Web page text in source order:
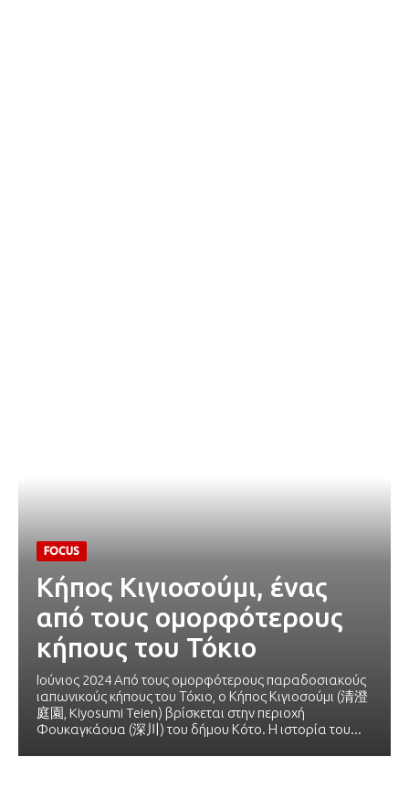
FOCUS
Κήπος Κιγιοσούμι, ένας
από τους ομορφότερους
κήπους του Τόκιο
Ιούνιος 2024 Aπό τους ομορφότερους παραδοσιακούς
ιαπωνικούς κήπους του Τόκιο, o Κήπος Κιγιοσούμι (清澄
庭園, Kiyosumi Teien) βρίσκεται στην περιοχή
Φουκαγκάουα (深川) του δήμου Κότο. Η ιστορία του...